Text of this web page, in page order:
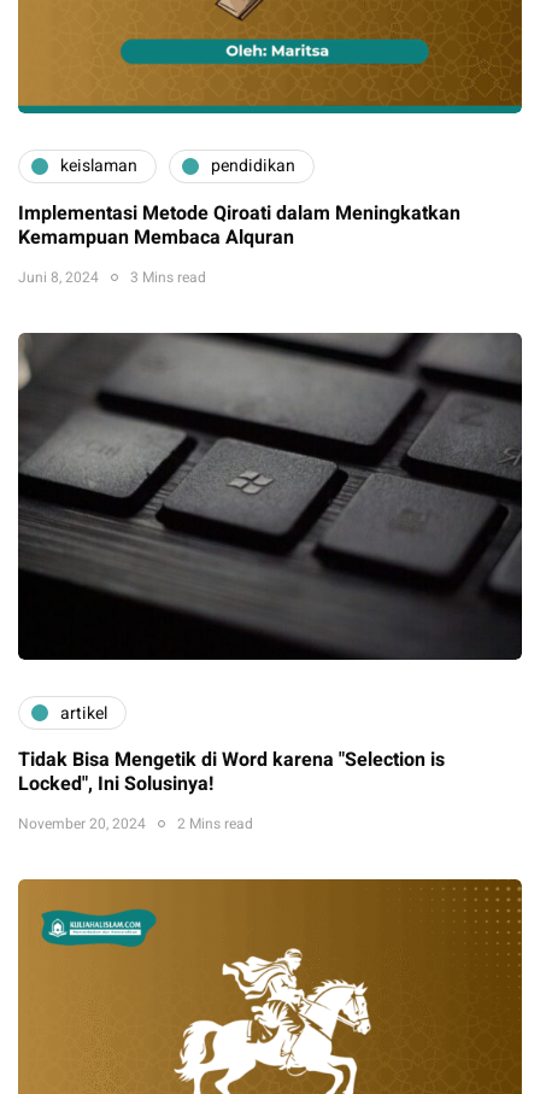
keislaman pendidikan
Implementasi Metode Qiroati dalam Meningkatkan
Kemampuan Membaca Alquran
Juni 8, 2024 3 Mins read
artikel
Tidak Bisa Mengetik di Word karena "Selection is
Locked", Ini Solusinya!
November 20, 2024 2 Mins read